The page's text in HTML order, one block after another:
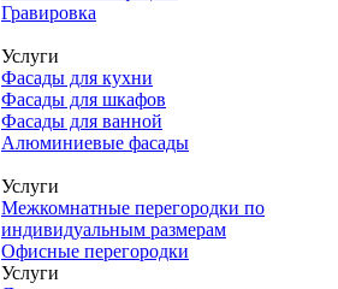
Гравировка
Услуги
Фасады для кухни
Фасады для шкафов
Фасады для ванной
Алюминиевые фасады
Услуги
Межкомнатные перегородки по
индивидуальным размерам
Офисные перегородки
Услуги